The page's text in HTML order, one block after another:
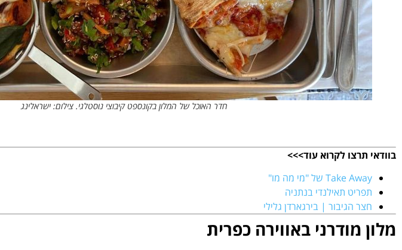
חדר האוכל של המלון בקונספט קיבוצי נוסטלגי. צילום: ישראלינג
בוודאי תרצו לקרוא עוד>>>
Take Away של "מי מה מו"
תפריט תאילנדי בנתניה
חצר הגיבור | בירגארדן גלילי
מלון מודרני באווירה כפרית